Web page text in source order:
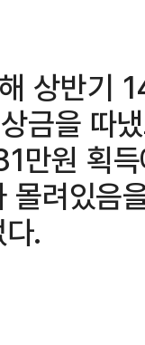
상반기
금을 따
만원 획
몰려있음
.